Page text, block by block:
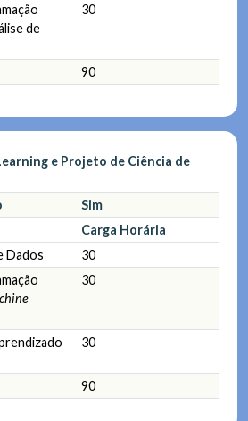
de
30
90
e Projeto de Ciência de
Sim
Carga Horária
Dados
30
30
30
90